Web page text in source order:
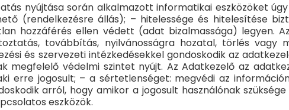
nyújtása során alkalmazott informatikai eszközöket
(rendelkezésre állás); – hitelessége és hitelesítése
hozzáférés ellen védett (adat bizalmassága) legyen.
továbbítás, nyilvánosságra hozatal, törlés vagy
és szervezeti intézkedésekkel gondoskodik az
megfelelő védelmi szintet nyújt. Az Adatkezelő az
erre jogosult; – a sértetlenséget: megvédi az
arról, hogy amikor a jogosult használónak
eszközök.